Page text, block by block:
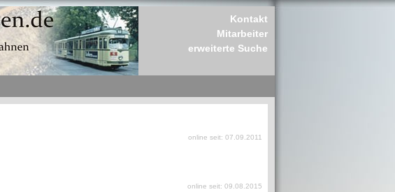
Kontakt
Mitarbeiter
erweiterte Suche
online seit: 07.09.2011
online seit: 09.08.2015